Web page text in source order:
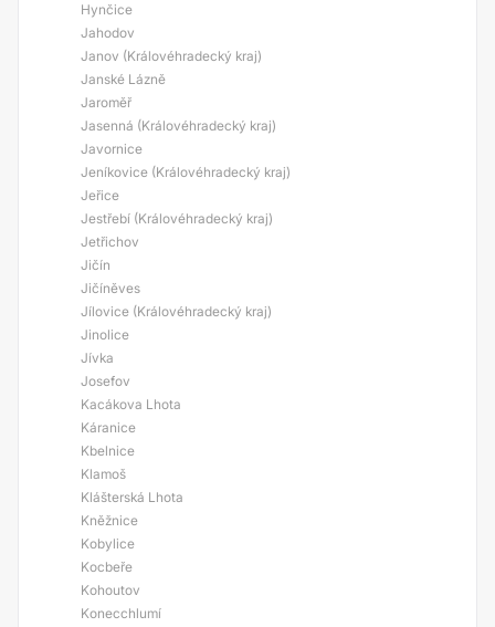
Hynčice
Jahodov
Janov (Královéhradecký kraj)
Janské Lázně
Jaroměř
Jasenná (Královéhradecký kraj)
Javornice
Jeníkovice (Královéhradecký kraj)
Jeřice
Jestřebí (Královéhradecký kraj)
Jetřichov
Jičín
Jičíněves
Jílovice (Královéhradecký kraj)
Jinolice
Jívka
Josefov
Kacákova Lhota
Káranice
Kbelnice
Klamoš
Klášterská Lhota
Kněžnice
Kobylice
Kocbeře
Kohoutov
Konecchlumí